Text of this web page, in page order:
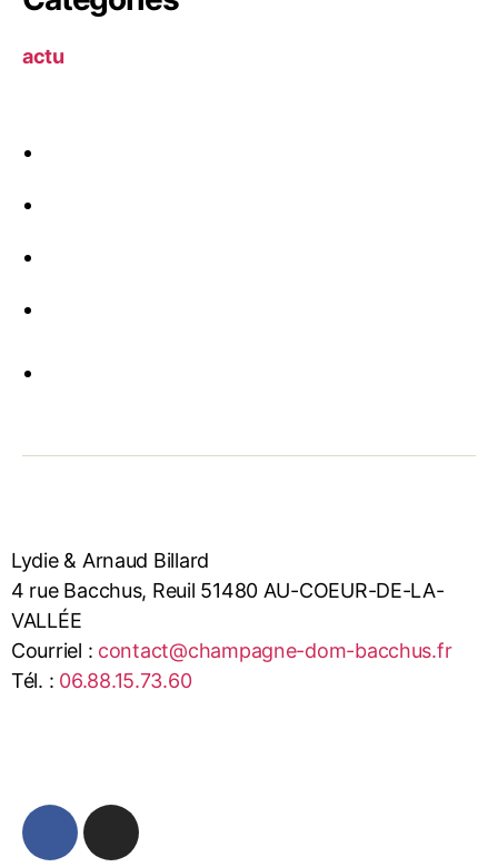
actu
Lydie & Arnaud Billard
4 rue Bacchus, Reuil 51480 AU-COEUR-DE-LA-
VALLÉE
Courriel : contact@champagne-dom-bacchus.fr
Tél. : 06.88.15.73.60